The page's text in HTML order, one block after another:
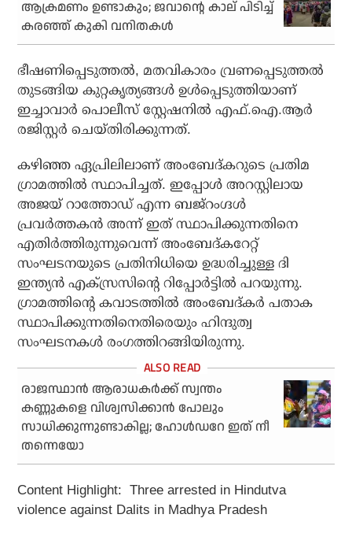
ആക്രമണം ഉണ്ടാകും; ജവാന്റെ കാല് പിടിച്ച്
കരഞ്ഞ് കുകി വനിതകള്‍
ഭീഷണിപ്പെടുത്തല്‍, മതവികാരം വ്രണപ്പെടുത്തല്‍
തുടങ്ങിയ കുറ്റകൃത്യങ്ങള്‍ ഉള്‍പ്പെടുത്തിയാണ്
ഇച്ചാവാര്‍ പൊലീസ് സ്റ്റേഷനില്‍ എഫ്.ഐ.ആര്‍
രജിസ്റ്റര്‍ ചെയ്തിരിക്കുന്നത്.
കഴിഞ്ഞ ഏപ്രിലിലാണ് അംബേദ്കറുടെ പ്രതിമ
ഗ്രാമത്തില്‍ സ്ഥാപിച്ചത്. ഇപ്പോള്‍ അറസ്റ്റിലായ
അജയ് റാത്തോഡ് എന്ന ബജ്റംഗ്ദള്‍
പ്രവര്‍ത്തകന്‍ അന്ന് ഇത് സ്ഥാപിക്കുന്നതിനെ
എതിര്‍ത്തിരുന്നുവെന്ന് അംബേദ്കറേറ്റ്
സംഘടനയുടെ പ്രതിനിധിയെ ഉദ്ധരിച്ചുള്ള ദി
ഇന്ത്യന്‍ എക്സ്രസിന്റെ റിപ്പോര്‍ട്ടില്‍ പറയുന്നു.
ഗ്രാമത്തിന്റെ കവാടത്തില്‍ അംബേദ്കര്‍ പതാക
സ്ഥാപിക്കുന്നതിനെതിരെയും ഹിന്ദുത്വ
സംഘടനകള്‍ രംഗത്തിറങ്ങിയിരുന്നു.
രാജസ്ഥാന്‍ ആരാധകര്‍ക്ക് സ്വന്തം
കണ്ണുകളെ വിശ്വസിക്കാന്‍ പോലും
സാധിക്കുന്നുണ്ടാകില്ല; ഹോള്‍ഡറേ ഇത് നീ
തന്നെയോ
Content Highlight: Three arrested in Hindutva
violence against Dalits in Madhya Pradesh